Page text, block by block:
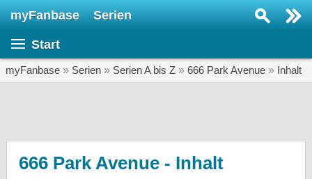
myFanbase Serien
Start
myFanbase » Serien » Serien A bis Z » 666 Park Avenue » Inhalt
666 Park Avenue - Inhalt
SERIEN